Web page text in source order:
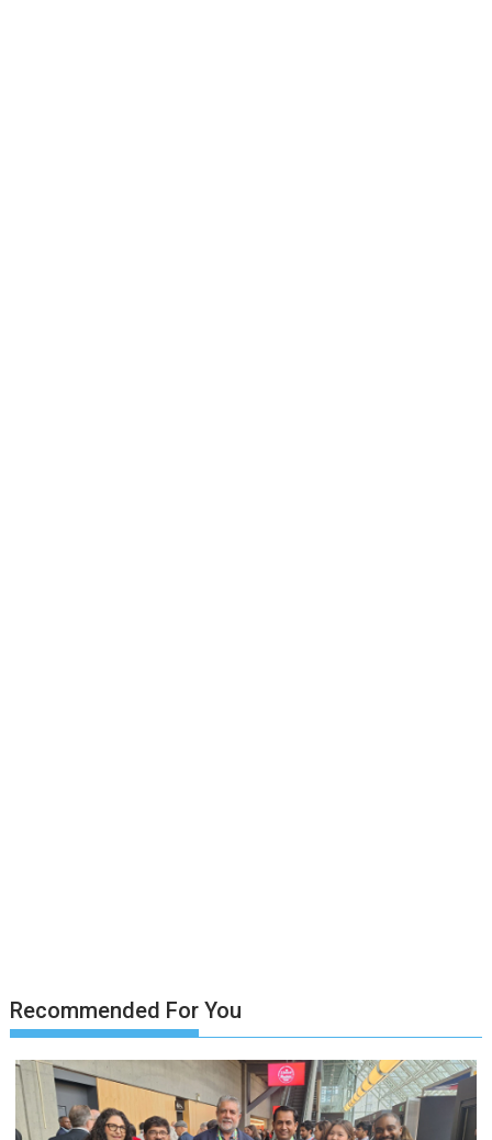
Recommended For You